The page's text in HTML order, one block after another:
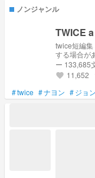
ノンジャンル
TWICE
twice短編
する場合が
んmain多め
ー 133,685
favorite 11,652
#twice #ナヨン #ジョ